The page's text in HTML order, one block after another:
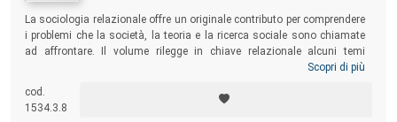
La sociologia relazionale offre un originale contributo per comprendere
i problemi che la società, la teoria e la ricerca sociale sono chiamate
ad affrontare. Il volume rilegge in chiave relazionale alcuni temi
fondamentali della sociologia: il concetto di relazione sociale; il ruolo
cultura nelle trasformazioni sociali; la morfogenesi della famiglia;
l’analisi delle reti sociali.
Scopri di più
cod.
1534.3.8